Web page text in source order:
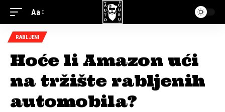
Aa
RABLJENI
Hoće li Amazon ući
na tržište rabljenih
automobila?